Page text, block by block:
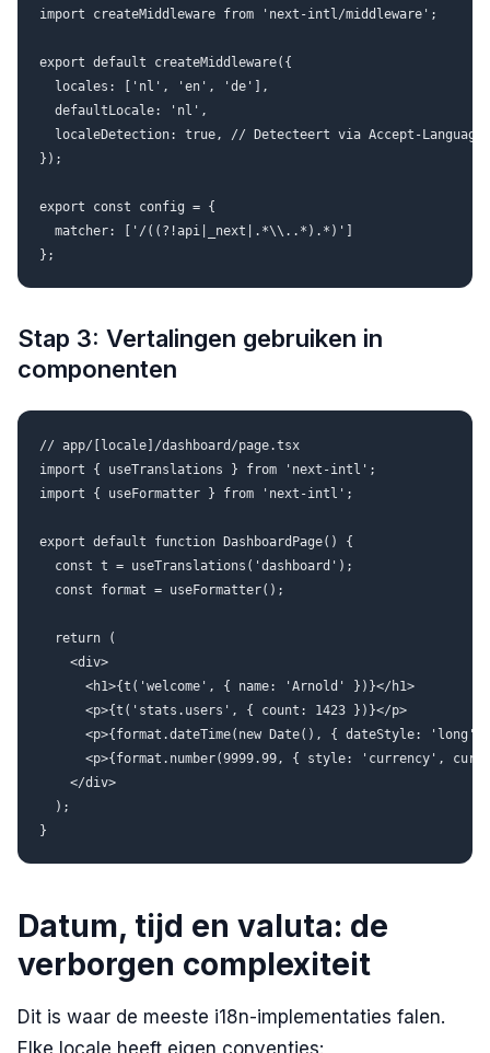
import createMiddleware from 'next-intl/middleware';
export default createMiddleware({
  locales: ['nl', 'en', 'de'],
  defaultLocale: 'nl',
localeDetection: true, // Detecteert via Accept-Language
});
export const config = {
  matcher: ['/((?!api|_next|.*\\..*).*)']
Stap 3: Vertalingen gebruiken in
componenten
// app/[locale]/dashboard/page.tsx
import { useTranslations } from 'next-intl';
import { useFormatter } from 'next-intl';
export default function DashboardPage() {
  const t = useTranslations('dashboard');
  const format = useFormatter();
  return (
    <div>
      <h1>{t('welcome', { name: 'Arnold' })}</h1>
      <p>{t('stats.users', { count: 1423 })}</p>
<p>{format.dateTime(new Date(), { dateStyle: 'long'
<p>{format.number(9999.99, { style: 'currency',
    </div>
  );
Datum, tijd en valuta: de
verborgen complexiteit
Dit is waar de meeste i18n-implementaties falen.
Elke locale heeft eigen conventies: